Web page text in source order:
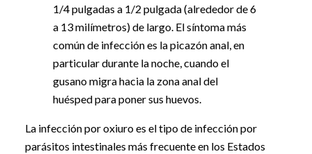
1/4 pulgadas a 1/2 pulgada (alrededor de 6
a 13 milímetros) de largo. El síntoma más
común de infección es la picazón anal, en
particular durante la noche, cuando el
gusano migra hacia la zona anal del
huésped para poner sus huevos.
La infección por oxiuro es el tipo de infección por
parásitos intestinales más frecuente en los Estados